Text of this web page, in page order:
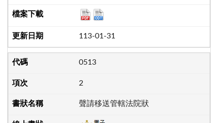
113-01-31
0513
2
聲請移送管轄法院狀